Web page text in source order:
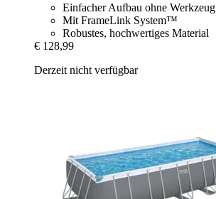
Einfacher Aufbau ohne Werkzeug
Mit FrameLink System™
Robustes, hochwertiges Material
€ 128,99
Derzeit nicht verfügbar